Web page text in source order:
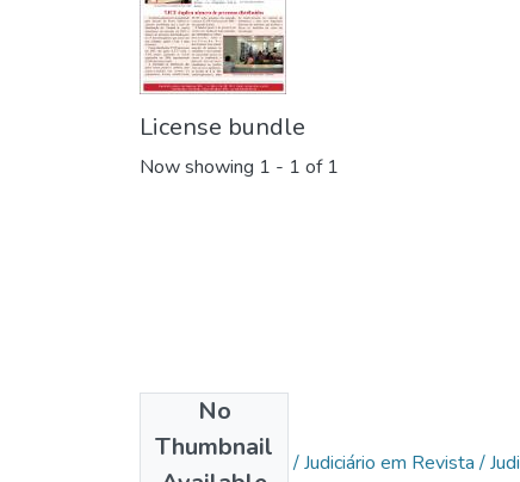
License bundle
Now showing 1 - 1 of 1
No
Thumbnail
Collections
Jornal do Judiciário / Judiciário em Revista /